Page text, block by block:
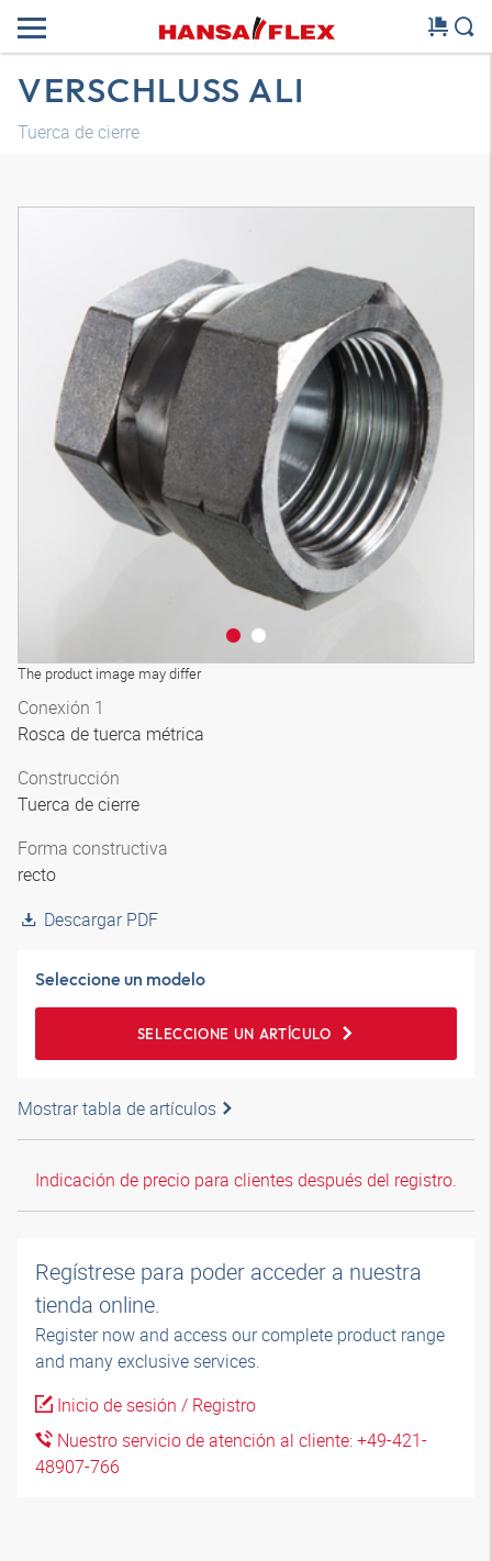
VERSCHLUSS ALI
Tuerca de cierre
The product image may differ
Conexión 1
Rosca de tuerca métrica
Construcción
Tuerca de cierre
Forma constructiva
recto
Descargar PDF
Seleccione un modelo
SELECCIONE UN ARTÍCULO
Mostrar tabla de artículos
Indicación de precio para clientes después del registro.
Regístrese para poder acceder a nuestra
tienda online.
Register now and access our complete product range
and many exclusive services.
Inicio de sesión / Registro
Nuestro servicio de atención al cliente: +49-421-
48907-766